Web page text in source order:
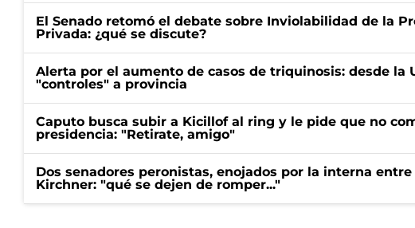
El Senado retomó el debate sobre Inviolabilidad de la
Privada: ¿qué se discute?
Alerta por el aumento de casos de triquinosis: desde la
"controles" a provincia
Caputo busca subir a Kicillof al ring y le pide que no
presidencia: "Retirate, amigo"
Dos senadores peronistas, enojados por la interna
Kirchner: "qué se dejen de romper..."